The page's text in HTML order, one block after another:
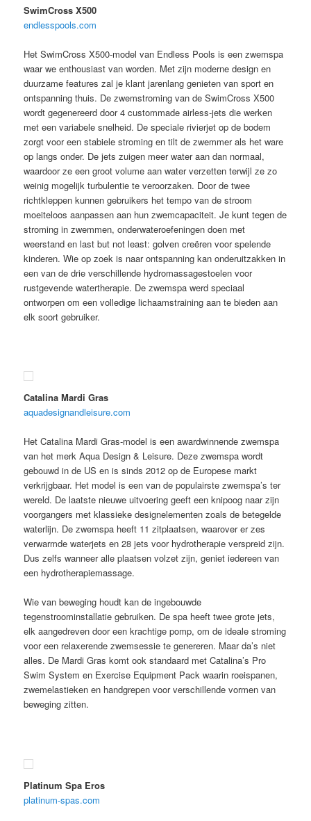
SwimCross X500
endlesspools.com
Het SwimCross X500-model van Endless Pools is een zwemspa
waar we enthousiast van worden. Met zijn moderne design en
duurzame features zal je klant jarenlang genieten van sport en
ontspanning thuis. De zwemstroming van de SwimCross X500
wordt gegenereerd door 4 custommade airless-jets die werken
met een variabele snelheid. De speciale rivierjet op de bodem
zorgt voor een stabiele stroming en tilt de zwemmer als het ware
op langs onder. De jets zuigen meer water aan dan normaal,
waardoor ze een groot volume aan water verzetten terwijl ze zo
weinig mogelijk turbulentie te veroorzaken. Door de twee
richtkleppen kunnen gebruikers het tempo van de stroom
moeiteloos aanpassen aan hun zwemcapaciteit. Je kunt tegen de
stroming in zwemmen, onderwateroefeningen doen met
weerstand en last but not least: golven creëren voor spelende
kinderen. Wie op zoek is naar ontspanning kan onderuitzakken in
een van de drie verschillende hydromassagestoelen voor
rustgevende watertherapie. De zwemspa werd speciaal
ontworpen om een volledige lichaamstraining aan te bieden aan
elk soort gebruiker.
Catalina Mardi Gras
aquadesignandleisure.com
Het Catalina Mardi Gras-model is een awardwinnende zwemspa
van het merk Aqua Design & Leisure. Deze zwemspa wordt
gebouwd in de US en is sinds 2012 op de Europese markt
verkrijgbaar. Het model is een van de populairste zwemspa’s ter
wereld. De laatste nieuwe uitvoering geeft een knipoog naar zijn
voorgangers met klassieke designelementen zoals de betegelde
waterlijn. De zwemspa heeft 11 zitplaatsen, waarover er zes
verwarmde waterjets en 28 jets voor hydrotherapie verspreid zijn.
Dus zelfs wanneer alle plaatsen volzet zijn, geniet iedereen van
een hydrotherapiemassage.
Wie van beweging houdt kan de ingebouwde
tegenstroominstallatie gebruiken. De spa heeft twee grote jets,
elk aangedreven door een krachtige pomp, om de ideale stroming
voor een relaxerende zwemsessie te genereren. Maar da’s niet
alles. De Mardi Gras komt ook standaard met Catalina’s Pro
Swim System en Exercise Equipment Pack waarin roeispanen,
zwemelastieken en handgrepen voor verschillende vormen van
beweging zitten.
Platinum Spa Eros
platinum-spas.com